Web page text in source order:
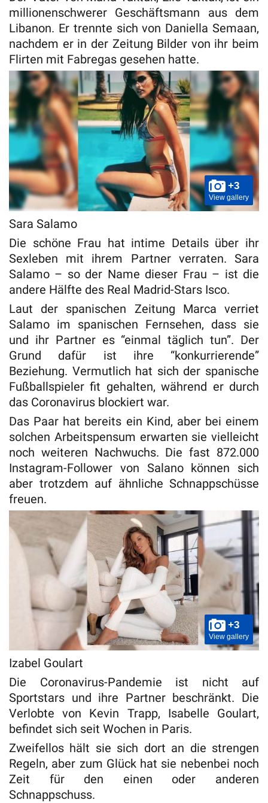
millionenschwerer Geschäftsmann aus dem
Libanon. Er trennte sich von Daniella Semaan,
nachdem er in der Zeitung Bilder von ihr beim
Flirten mit Fabregas gesehen hatte.
+3
View gallery
Sara Salamo
Die schöne Frau hat intime Details über ihr
Sexleben mit ihrem Partner verraten. Sara
Salamo – so der Name dieser Frau – ist die
andere Hälfte des Real Madrid-Stars Isco.
Laut der spanischen Zeitung Marca verriet
Salamo im spanischen Fernsehen, dass sie
und ihr Partner es “einmal täglich tun”. Der
Grund dafür ist ihre “konkurrierende”
Beziehung. Vermutlich hat sich der spanische
Fußballspieler fit gehalten, während er durch
das Coronavirus blockiert war.
Das Paar hat bereits ein Kind, aber bei einem
solchen Arbeitspensum erwarten sie vielleicht
noch weiteren Nachwuchs. Die fast 872.000
Instagram-Follower von Salano können sich
aber trotzdem auf ähnliche Schnappschüsse
freuen.
+3
View gallery
Izabel Goulart
Die Coronavirus-Pandemie ist nicht auf
Sportstars und ihre Partner beschränkt. Die
Verlobte von Kevin Trapp, Isabelle Goulart,
befindet sich seit Wochen in Paris.
Zweifellos hält sie sich dort an die strengen
Regeln, aber zum Glück hat sie nebenbei noch
Zeit für den einen oder anderen
Schnappschuss.